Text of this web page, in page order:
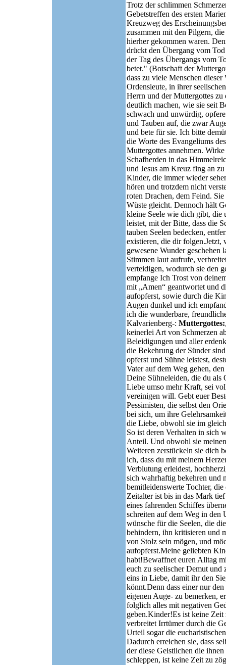
Trotz der schlimmen
Gebetstreffen des ersten
Kreuzweg des
zusammen mit den Pilgern,
hierher gekommen waren.
drückt den Übergang vom Tod
der Tag des Übergangs vom
betet." (Botschaft der
dass zu viele Menschen
Ordensleute, in ihrer
Herrn und der Muttergottes zu
deutlich machen, wie sie seit
schwach und unwürdig,
und Tauben auf, die zwar
und bete für sie. Ich bitte
die Worte des Evangeliums
Muttergottes annehmen.
Schafherden in das
und Jesus am Kreuz fing an zu
Kinder, die immer wieder
hören und trotzdem nicht
roten Drachen, dem Feind.
Wüste gleicht. Dennoch hält
kleine Seele wie dich gibt, die
leistet, mit der Bitte, dass die
tauben Seelen bedecken,
existieren, die dir folgen.Jetzt,
gewesene Wunder geschehen
Stimmen laut aufrufe,
verteidigen, wodurch sie den
empfange Ich Trost von
mit „Amen“ geantwortet und
aufopferst, sowie durch die
Augen dunkel und ich
ich die wunderbare,
Kalvarienberg-: Muttergottes:
keinerlei Art von Schmerzen
Beleidigungen und aller
die Bekehrung der Sünder
opferst und Sühne leistest,
Vater auf dem Weg gehen,
Deine Sühneleiden, die du als
Liebe umso mehr Kraft, sei
vereinigen will. Gebt euer
Pessimisten, die selbst den
bei sich, um ihre
die Liebe, obwohl sie im
So ist deren Verhalten in sich
Anteil. Und obwohl sie
Weiteren zerstückeln sie dich
ich, dass du mit meinem
Verblutung erleidest,
sich wahrhaftig bekehren und
bemitleidenswerte Tochter,
Zeitalter ist bis in das Mark
eines fahrenden Schiffes
schreiten auf dem Weg in den
wünsche für die Seelen, die
behindern, ihn kritisieren und
von Stolz sein mögen, und
aufopferst.Meine geliebten
habt!Bewaffnet euren Alltag
euch zu seelischer Demut
eins in Liebe, damit ihr den
könnt.Denn dass einer nur
eigenen Auge- zu bemerken,
folglich alles mit negativen
geben.Kinder!Es ist keine Zeit
verbreitet Irrtümer durch die
Urteil sogar die
Dadurch erreichen sie, dass
der diese Geistlichen die
schleppen, ist keine Zeit zu